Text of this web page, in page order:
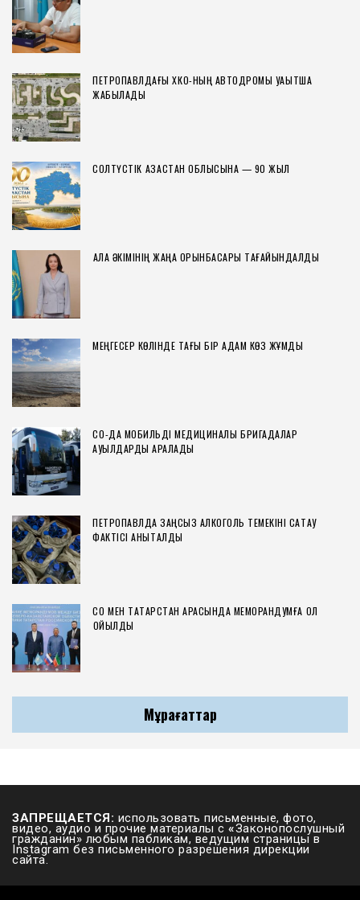
ПЕТРОПАВЛДАҒЫ ХҚКО-НЫҢ АВТОДРОМЫ УАҚЫТША
ЖАБЫЛАДЫ
СОЛТҮСТІК ҚАЗАҚСТАН ОБЛЫСЫНА — 90 ЖЫЛ
ҚАЛА ӘКІМІНІҢ ЖАҢА ОРЫНБАСАРЫ ТАҒАЙЫНДАЛДЫ
МЕҢГЕСЕР КӨЛІНДЕ ТАҒЫ БІР АДАМ КӨЗ ЖҰМДЫ
СҚО-ДА МОБИЛЬДІ МЕДИЦИНАЛЫҚ БРИГАДАЛАР
АУЫЛДАРДЫ АРАЛАДЫ
ПЕТРОПАВЛДА ЗАҢСЫЗ АЛКОГОЛЬ ТЕМЕКІНІ САҚТАУ
ФАКТІСІ АНЫҚТАЛДЫ
СҚО МЕН ТАТАРСТАН АРАСЫНДА МЕМОРАНДУМҒА ҚОЛ
ҚОЙЫЛДЫ
Мұрағаттар
ЗАПРЕЩАЕТСЯ: использовать письменные, фото,
видео, аудио и прочие материалы с «Законопослушный
гражданин» любым пабликам, ведущим страницы в
Instagram без письменного разрешения дирекции
сайта.